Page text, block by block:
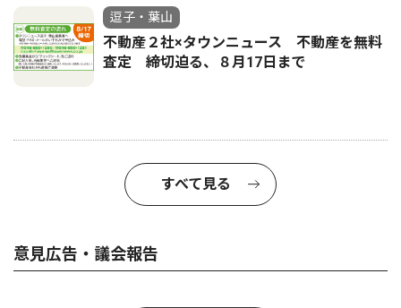
逗子・葉山
不動産２社×タウンニュース 不動産を無料
査定 締切迫る、８月17日まで
すべて見る
意見広告・議会報告